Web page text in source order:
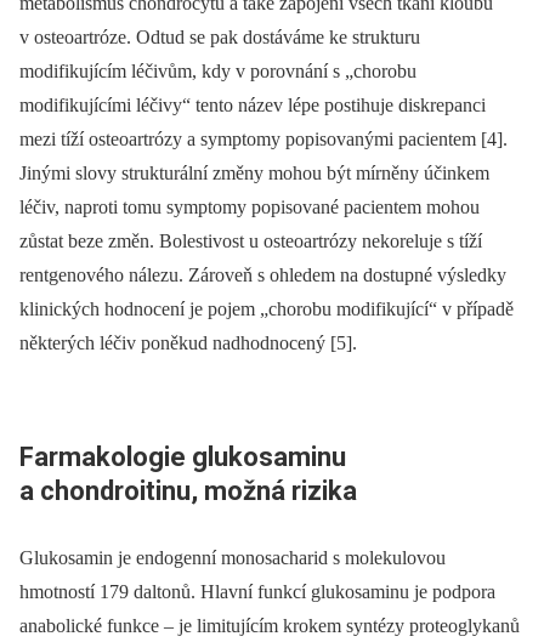
v osteoartróze. Odtud se pak dostáváme ke strukturu
modifikujícím léčivům, kdy v porovnání s „chorobu
modifikujícími léčivy“ tento název lépe postihuje diskrepanci
mezi tíží osteoartrózy a symptomy popisovanými pacientem [4].
Jinými slovy strukturální změny mohou být mírněny účinkem
léčiv, naproti tomu symptomy popisované pacientem mohou
zůstat beze změn. Bolestivost u osteoartrózy nekoreluje s tíží
rentgenového nálezu. Zároveň s ohledem na dostupné výsledky
klinických hodnocení je pojem „chorobu modifikující“ v případě
některých léčiv poněkud nadhodnocený [5].
Farmakologie glukosaminu
a chondroitinu, možná rizika
Glukosamin je endogenní monosacharid s molekulovou
hmotností 179 daltonů. Hlavní funkcí glukosaminu je podpora
anabolické funkce –⁠ je limitujícím krokem syntézy proteoglykanů